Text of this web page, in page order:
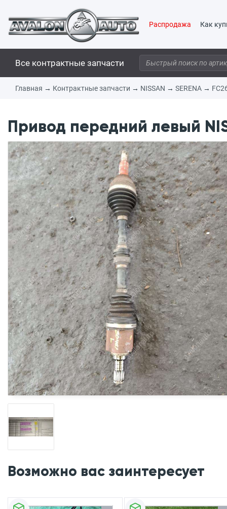
Распродажа Как
Все контрактные запчасти
Главная → Контрактные запчасти → NISSAN → SERENA →
Привод передний левый
Возможно вас заинтересует